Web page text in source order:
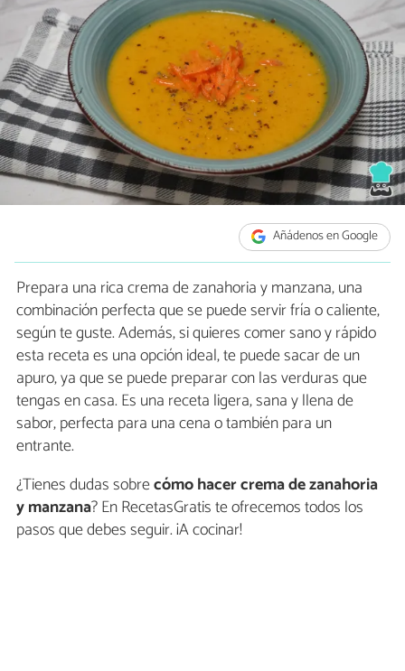
Añádenos en Google
Prepara una rica crema de zanahoria y manzana, una
combinación perfecta que se puede servir fría o caliente,
según te guste. Además, si quieres comer sano y rápido
esta receta es una opción ideal, te puede sacar de un
apuro, ya que se puede preparar con las verduras que
tengas en casa. Es una receta ligera, sana y llena de
sabor, perfecta para una cena o también para un
entrante.
¿Tienes dudas sobrecómo hacer crema de zanahoria
y manzana? En RecetasGratis te ofrecemos todos los
pasos que debes seguir. ¡A cocinar!